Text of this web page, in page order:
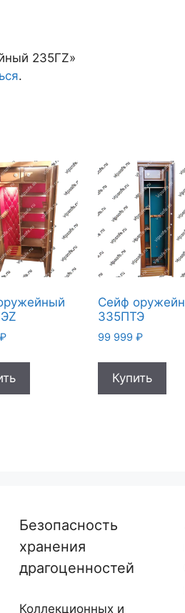
235ГZ»
.
₽
Сейф
335ПТЭ
99 999 ₽
Купить
Безопасность
хранения
драгоценностей
Коллекционных и